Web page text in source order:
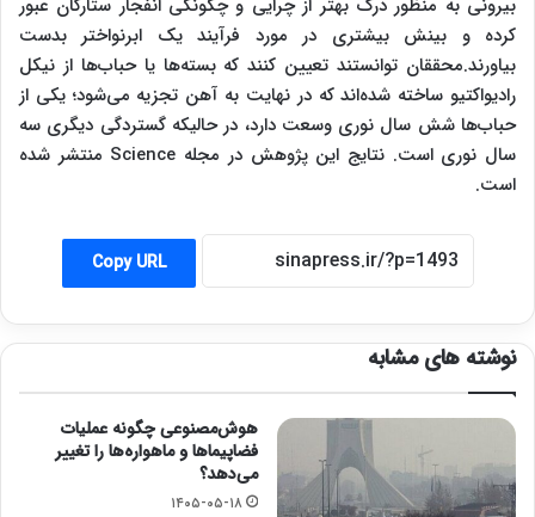
بیرونی به منظور درک بهتر از چرایی و چگونگی انفجار ستارگان عبور
کرده و بینش بیشتری در مورد فرآیند یک ابرنواختر بدست
بیاورند.محققان توانستند تعیین کنند که بسته‌ها یا حباب‌ها از نیکل
رادیواکتیو ساخته شده‌اند که در نهایت به آهن تجزیه می‌شود؛ یکی از
حباب‌ها شش سال نوری وسعت دارد، در حالیکه گستردگی دیگری سه
سال نوری است. نتایج این پژوهش در مجله Science منتشر شده
است.
Copy URL
نوشته های مشابه
هوش‌مصنوعی چگونه عملیات
فضاپیماها و ماهواره‌ها را تغییر
می‌دهد؟
۱۴۰۵-۰۵-۱۸